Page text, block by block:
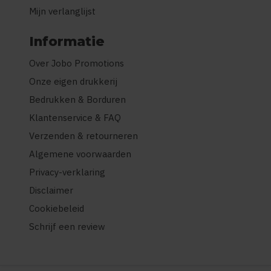
Mijn verlanglijst
Informatie
Over Jobo Promotions
Onze eigen drukkerij
Bedrukken & Borduren
Klantenservice & FAQ
Verzenden & retourneren
Algemene voorwaarden
Privacy-verklaring
Disclaimer
Cookiebeleid
Schrijf een review